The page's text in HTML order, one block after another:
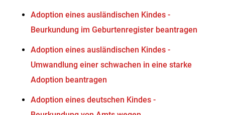
Adoption eines ausländischen Kindes -
Beurkundung im Geburtenregister beantragen
Adoption eines ausländischen Kindes -
Umwandlung einer schwachen in eine starke
Adoption beantragen
Adoption eines deutschen Kindes -